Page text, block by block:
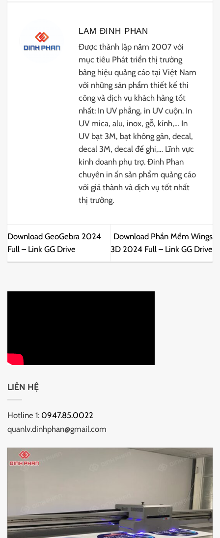
LAM ĐINH PHAN
Được thành lập năm 2007 với
mục tiêu Phát triển thị trường
bảng hiệu quảng cáo tại Việt Nam
với những sản phẩm thiết kế thi
công và dịch vụ khách hàng tốt
nhất: In UV phẳng, in UV cuộn. In
UV mica, alu, inox, gỗ, kính,… In
UV bạt 3M, bạt không gân, decal,
decal 3M, decal đế ghi,… Lĩnh vực
kinh doanh phụ trợ. Đinh Phan
chuyên in ấn sản phẩm quảng cáo
với giá thành và dịch vụ tốt nhất
thị trường.
Download GeoGebra 2024
Full – Link GG Drive
Download Phần Mềm Wings
3D 2024 Full – Link GG Drive
LIÊN HỆ
Hotline 1: 0947.85.0022
quanlv.dinhphan@gmail.com